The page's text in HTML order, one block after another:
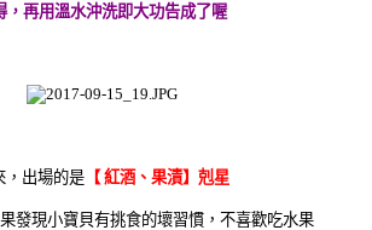
，再用溫水沖洗即大功告成了喔
，出場的是【 紅酒、果漬】剋星
發現小寶貝有挑食的壞習慣，不喜歡吃水果